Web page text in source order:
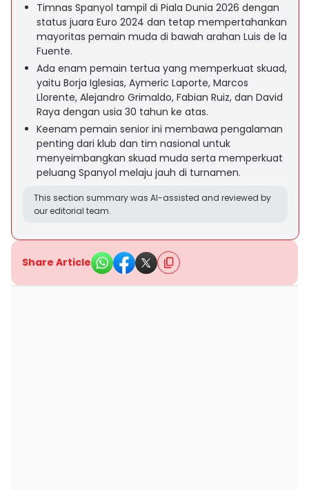
Timnas Spanyol tampil di Piala Dunia 2026 dengan
status juara Euro 2024 dan tetap mempertahankan
mayoritas pemain muda di bawah arahan Luis de la
Fuente.
Ada enam pemain tertua yang memperkuat skuad,
yaitu Borja Iglesias, Aymeric Laporte, Marcos
Llorente, Alejandro Grimaldo, Fabian Ruiz, dan David
Raya dengan usia 30 tahun ke atas.
Keenam pemain senior ini membawa pengalaman
penting dari klub dan tim nasional untuk
menyeimbangkan skuad muda serta memperkuat
peluang Spanyol melaju jauh di turnamen.
This section summary was AI-assisted and reviewed by
our editorial team.
Share Article